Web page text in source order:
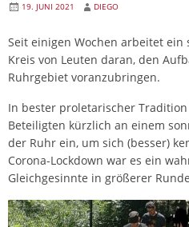
19. JUNI 2021 DIEGO
Seit einigen Wochen arbeitet
Kreis von Leuten daran, den
Ruhrgebiet voranzubringen.
In bester proletarischer
Beteiligten kürzlich an einem
der Ruhr ein, um sich (besser)
Corona-Lockdown war es ein
Gleichgesinnte in größerer